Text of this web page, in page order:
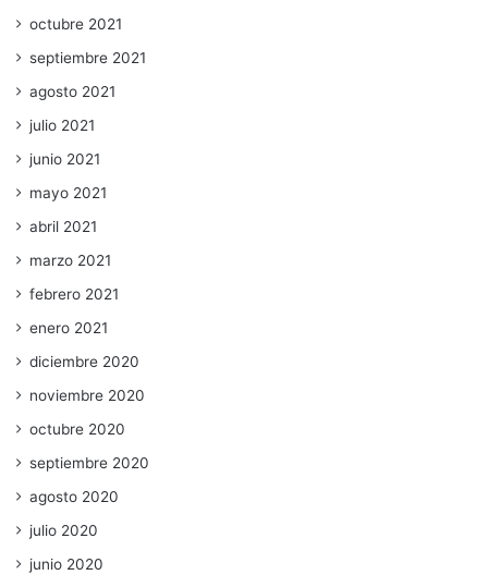
octubre 2021
septiembre 2021
agosto 2021
julio 2021
junio 2021
mayo 2021
abril 2021
marzo 2021
febrero 2021
enero 2021
diciembre 2020
noviembre 2020
octubre 2020
septiembre 2020
agosto 2020
julio 2020
junio 2020